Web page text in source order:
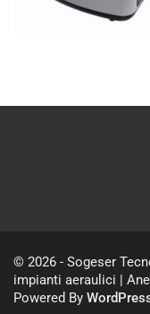
© 2026 - Sogeser
impianti aeraulici |
Powered By